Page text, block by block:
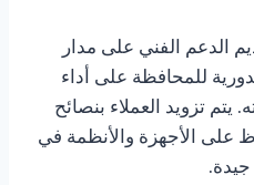
الدعم الفني على مدار
للمحافظة على أداء
تزويد العملاء بنصائح
على الأجهزة والأنظمة في